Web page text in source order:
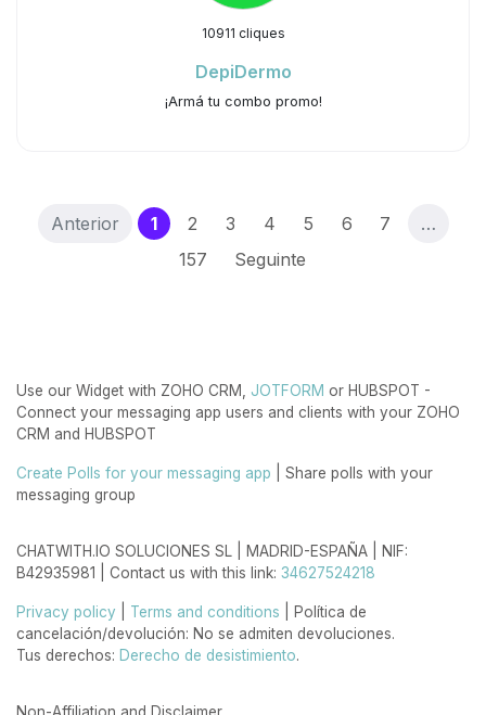
10911 cliques
DepiDermo
¡Armá tu combo promo!
Anterior 1(current)
2 3 4 5 6 7
…
157
Seguinte
Use our Widget with ZOHO CRM, JOTFORM or HUBSPOT -
Connect your messaging app users and clients with your ZOHO
CRM and HUBSPOT
Create Polls for your messaging app | Share polls with your
messaging group
CHATWITH.IO SOLUCIONES SL | MADRID-ESPAÑA | NIF:
B42935981 | Contact us with this link: 34627524218
Privacy policy Terms and conditions | Política de
cancelación/devolución: No se admiten devoluciones.
Tus derechos: Derecho de desistimiento.